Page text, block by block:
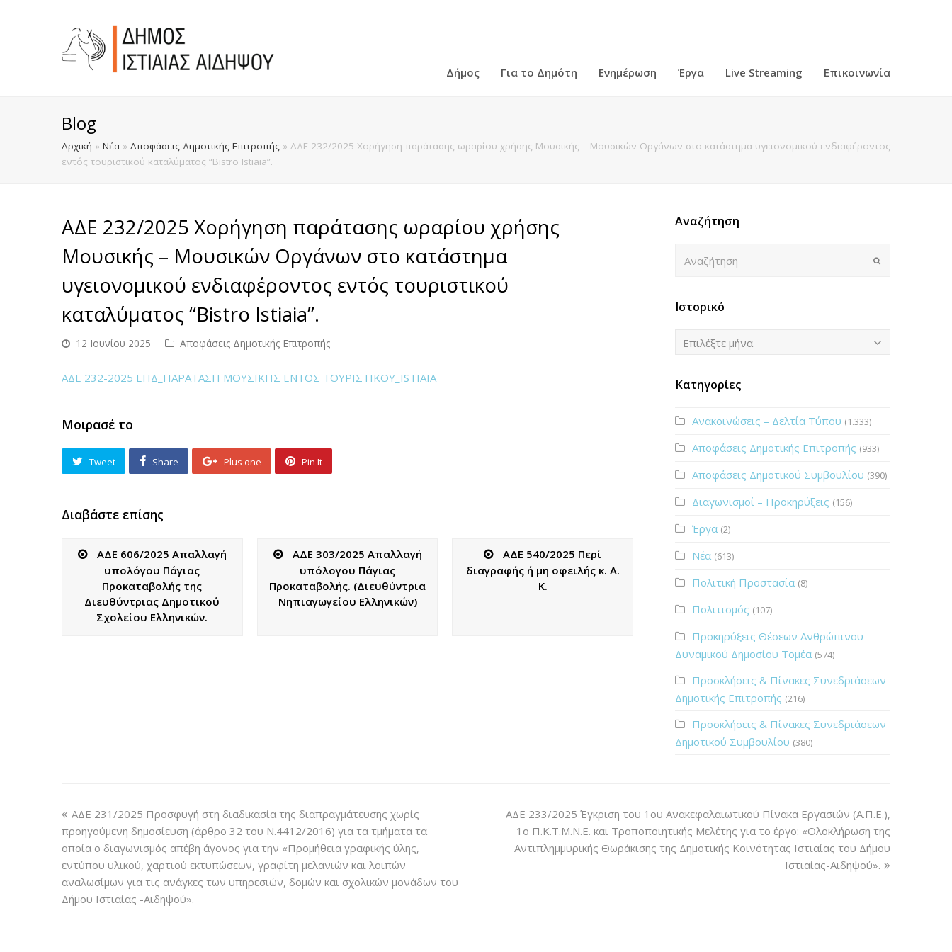
Δήμος Για το Δημότη Ενημέρωση Έργα Live Streaming Επικοινωνία
Blog
Αρχική » Νέα » Αποφάσεις Δημοτικής Επιτροπής » ΑΔΕ 232/2025 Χορήγηση παράτασης ωραρίου χρήσης Μουσικής – Μουσικών Οργάνων στο κατάστημα υγειονομικού ενδιαφέροντος
εντός τουριστικού καταλύματος “Bistro Ιstiaia”.
ΑΔΕ 232/2025 Χορήγηση παράτασης ωραρίου χρήσης
Μουσικής – Μουσικών Οργάνων στο κατάστημα
υγειονομικού ενδιαφέροντος εντός τουριστικού
καταλύματος “Bistro Ιstiaia”.
12 Ιουνίου 2025 Αποφάσεις Δημοτικής Επιτροπής
ΑΔΕ 232-2025 ΕΗΔ_ΠΑΡΑΤΑΣΗ ΜΟΥΣΙΚΗΣ ΕΝΤΟΣ ΤΟΥΡΙΣΤΙΚΟΥ_ISTIAIA
Μοιρασέ το
Tweet Share Plus one Pin It
Διαβάστε επίσης
ΑΔΕ 606/2025 Απαλλαγή
υπολόγου Πάγιας
Προκαταβολής της
Διευθύντριας Δημοτικού
Σχολείου Ελληνικών.
ΑΔΕ 303/2025 Απαλλαγή
υπόλογου Πάγιας
Προκαταβολής. (Διευθύντρια
Νηπιαγωγείου Ελληνικών)
ΑΔΕ 540/2025 Περί
διαγραφής ή μη οφειλής κ. Α.
Κ.
Αναζήτηση
Ιστορικό
Ιστορικό
Επιλέξτε μήνα
Κατηγορίες
Ανακοινώσεις – Δελτία Τύπου (1.333)
Αποφάσεις Δημοτικής Επιτροπής (933)
Αποφάσεις Δημοτικού Συμβουλίου (390)
Διαγωνισμοί – Προκηρύξεις (156)
Έργα (2)
Νέα (613)
Πολιτική Προστασία (8)
Πολιτισμός (107)
Προκηρύξεις Θέσεων Ανθρώπινου
Δυναμικού Δημοσίου Τομέα (574)
Προσκλήσεις & Πίνακες Συνεδριάσεων
Δημοτικής Επιτροπής (216)
Προσκλήσεις & Πίνακες Συνεδριάσεων
Δημοτικού Συμβουλίου (380)
ΑΔΕ 231/2025 Προσφυγή στη διαδικασία της διαπραγμάτευσης χωρίς
προηγούμενη δημοσίευση (άρθρο 32 του Ν.4412/2016) για τα τμήματα τα
οποία ο διαγωνισμός απέβη άγονος για την «Προμήθεια γραφικής ύλης,
εντύπου υλικού, χαρτιού εκτυπώσεων, γραφίτη μελανιών και λοιπών
αναλωσίμων για τις ανάγκες των υπηρεσιών, δομών και σχολικών μονάδων του
Δήμου Ιστιαίας -Αιδηψού».
ΑΔΕ 233/2025 Έγκριση του 1ου Ανακεφαλαιωτικού Πίνακα Εργασιών (Α.Π.Ε.),
1ο Π.Κ.Τ.Μ.Ν.Ε. και Τροποποιητικής Μελέτης για το έργο: «Ολοκλήρωση της
Αντιπλημμυρικής Θωράκισης της Δημοτικής Κοινότητας Ιστιαίας του Δήμου
Ιστιαίας-Αιδηψού».